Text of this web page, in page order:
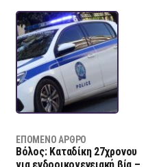
ΕΠΌΜΕΝΟ ΆΡΘΡΟ
Βόλος: Καταδίκη 27χρονου